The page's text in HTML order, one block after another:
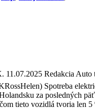
Redakcia Auto
Spotreba
za posledných
tieto vozidlá tvoria len 5